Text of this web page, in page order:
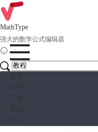
MathType
强大的数学公式编辑器